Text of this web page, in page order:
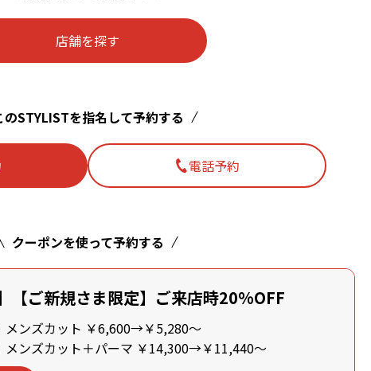
店舗を探す
のSTYLISTを指名して予約する
電話予約
クーポンを使って予約する
【ご新規さま限定】ご来店時20%OFF
メンズカット ￥6,600→￥5,280～
メンズカット＋パーマ ￥14,300→￥11,440～